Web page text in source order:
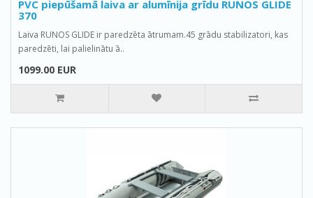
PVC piepūšamā laiva ar alumīnija grīdu RUNOS GLIDE
370
Laiva RUNOS GLIDE ir paredzēta ātrumam.45 grādu stabilizatori, kas
paredzēti, lai palielinātu ā..
1099.00 EUR